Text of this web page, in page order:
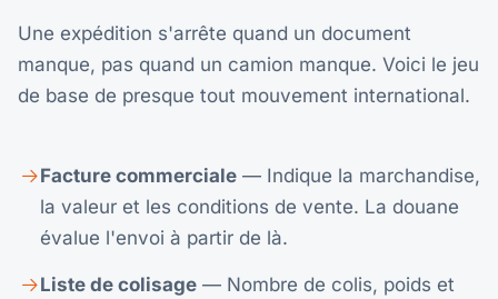
Une expédition s'arrête quand un document
manque, pas quand un camion manque. Voici le jeu
de base de presque tout mouvement international.
Facture commerciale — Indique la marchandise,
la valeur et les conditions de vente. La douane
évalue l'envoi à partir de là.
Liste de colisage — Nombre de colis, poids et